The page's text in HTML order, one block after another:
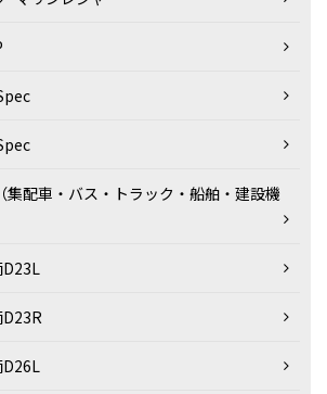
配車・バス・トラック・船舶・建設機